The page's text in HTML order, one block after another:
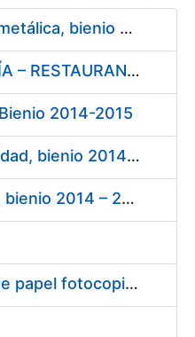
Material de perfilería metálica, bienio 2014 – 2015
Servicio de CAFETERÍA – RESTAURANTE en la sede de la FNMT-RCM en Madrid
2014-2015
Material de estanqueidad, bienio 2014 – 2015
Material de hidráulica, bienio 2014 – 2015
3.000.000 de hojas de papel fotocopiadora blanco DIN A-4 de 80 g.